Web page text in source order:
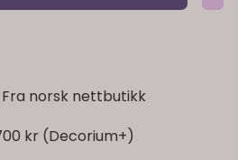
norsk nettbutikk
kr (Decorium+)